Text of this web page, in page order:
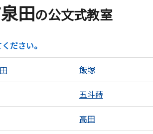
田の公文式教室
ださい。
飯塚
五斗蒔
高田